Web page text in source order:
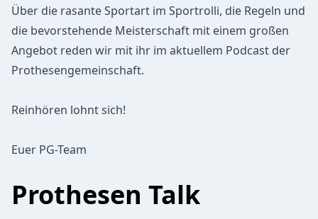
Über die rasante Sportart im Sportrolli, die Regeln und
die bevorstehende Meisterschaft mit einem großen
Angebot reden wir mit ihr im aktuellem Podcast der
Prothesengemeinschaft.
Reinhören lohnt sich!
Euer PG-Team
Prothesen Talk